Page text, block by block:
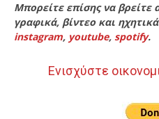
Μπορείτε επίσης να βρείτε
γραφικά, βίντεο και
instagram, youtube, spotify.
Ενισχύστε